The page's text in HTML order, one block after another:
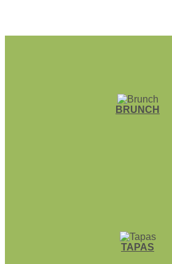
BRUNCH
TAPAS